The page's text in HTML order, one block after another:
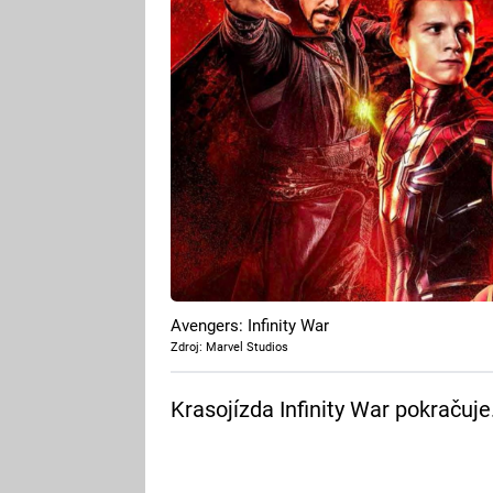
Avengers: Infinity War
Zdroj: Marvel Studios
Krasojízda Infinity War